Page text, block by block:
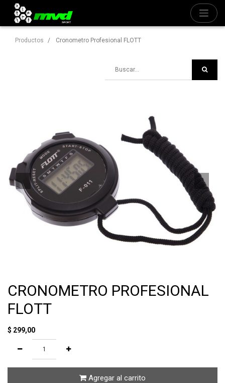
Productos Cronometro Profesional FLOTT
CRONOMETRO PROFESIONAL
FLOTT
$ 299,00
Agregar al carrito